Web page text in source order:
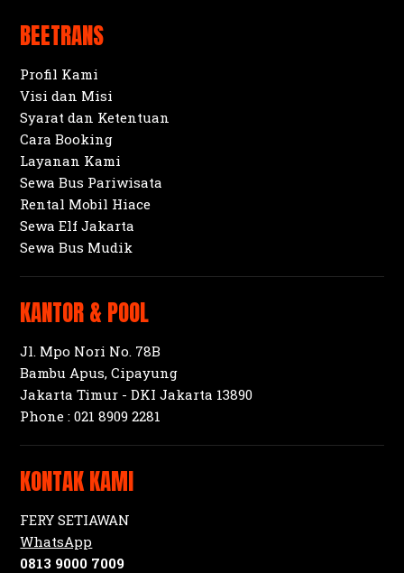
BEETRANS
Profil Kami
Visi dan Misi
Syarat dan Ketentuan
Cara Booking
Layanan Kami
Sewa Bus Pariwisata
Rental Mobil Hiace
Sewa Elf Jakarta
Sewa Bus Mudik
KANTOR & POOL
Jl. Mpo Nori No. 78B
Bambu Apus, Cipayung
Jakarta Timur - DKI Jakarta 13890
Phone :021 8909 2281
KONTAK KAMI
FERY SETIAWAN
WhatsApp
0813 9000 7009